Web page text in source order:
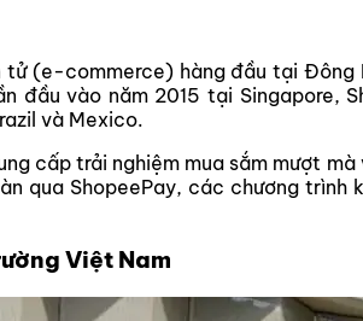
(e-commerce) hàng đầu tại
vào năm 2015 tại Singapore,
và Mexico.
cấp trải nghiệm mua sắm mượt
qua ShopeePay, các chương
Việt Nam